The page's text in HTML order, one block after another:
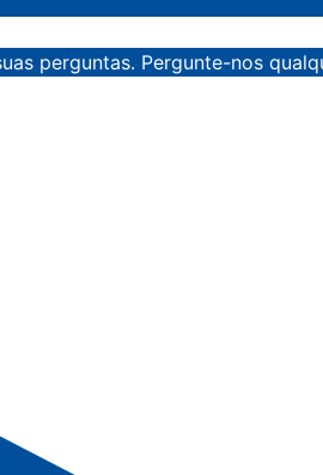
perguntas. Pergunte-nos